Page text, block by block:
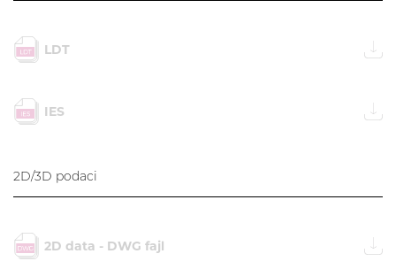
LDT
IES
2D/3D podaci
2D data - DWG fajl